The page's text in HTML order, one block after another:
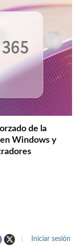
de la
Windows y
Iniciar sesión